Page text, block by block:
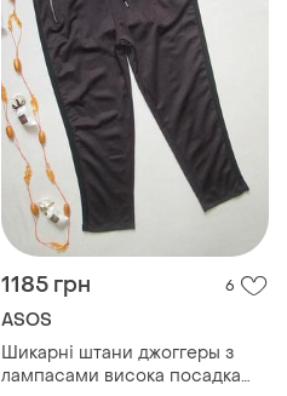
1185 грн 6
ASOS
Шикарні штани джоггеры з
лампасами висока посадка